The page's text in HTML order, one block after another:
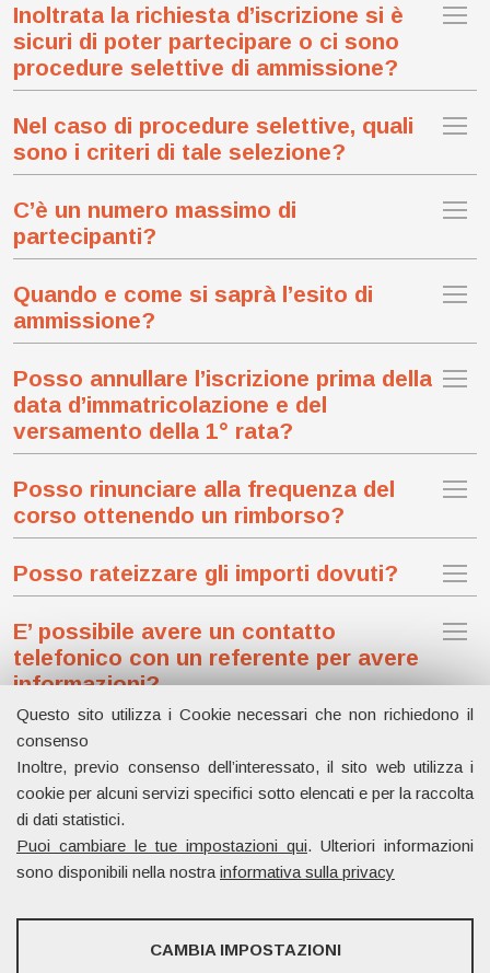
Questo sito utilizza i Cookie necessari che non richiedono il
consenso
Inoltre, previo consenso dell’interessato, il sito web utilizza i
cookie per alcuni servizi specifici sotto elencati e per la raccolta
di dati statistici.
Puoi cambiare le tue impostazioni qui. Ulteriori informazioni
sono disponibili nella nostra informativa sulla privacy
SERVIZI FACOLTATVI
CAMBIA IMPOSTAZIONI
Inoltrata la richiesta d’iscrizione si è
sicuri di poter partecipare o ci sono
procedure selettive di ammissione?
Nel caso di procedure selettive, quali
sono i criteri di tale selezione?
C’è un numero massimo di
partecipanti?
Quando e come si saprà l’esito di
ammissione?
Posso annullare l’iscrizione prima della
data d’immatricolazione e del
versamento della 1° rata?
Posso rinunciare alla frequenza del
corso ottenendo un rimborso?
Posso rateizzare gli importi dovuti?
E’ possibile avere un contatto
telefonico con un referente per avere
informazioni?
Dipartimento di Management e Diritto
Università degli studi di Roma Tor Vergata
00133 Rome (Italy)